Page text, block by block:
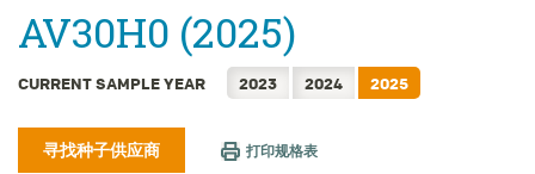
日本語
한국어
繁體中文
TIẾNG VIỆT
AV30H0 (2025)
CURRENT SAMPLE YEAR 2023 2024 2025
寻找种子供应商 打印规格表